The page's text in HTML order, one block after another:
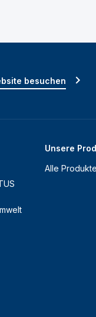
Unsere
Alle
besuchen